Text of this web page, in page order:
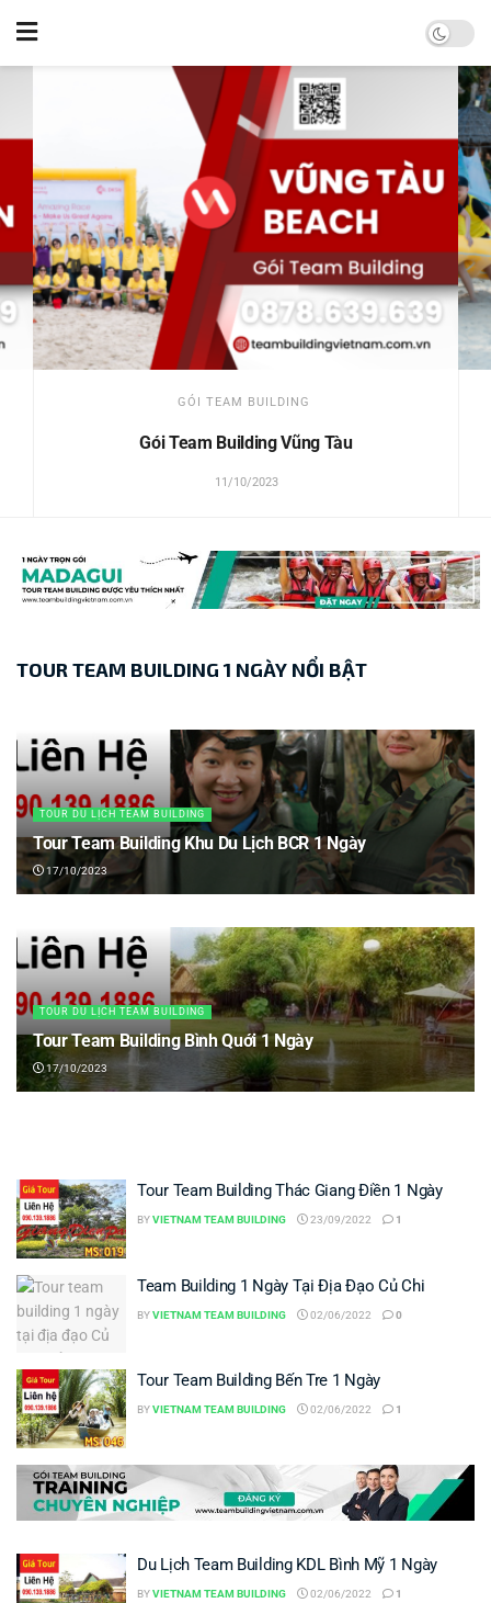
GÓI TEAM BUILDING
Gói Team Building Vũng Tàu
11/10/2023
TOUR TEAM BUILDING 1 NGÀY NỔI BẬT
TOUR DU LỊCH TEAM BUILDING
Tour Team Building Khu Du Lịch BCR 1 Ngày
17/10/2023
TOUR DU LỊCH TEAM BUILDING
Tour Team Building Bình Quới 1 Ngày
17/10/2023
Tour Team Building Thác Giang Điền 1 Ngày
BYVIETNAM TEAM BUILDING 23/09/2022 1
Team Building 1 Ngày Tại Địa Đạo Củ Chi
BYVIETNAM TEAM BUILDING 02/06/2022 0
Tour Team Building Bến Tre 1 Ngày
BYVIETNAM TEAM BUILDING 02/06/2022 1
Du Lịch Team Building KDL Bình Mỹ 1 Ngày
BYVIETNAM TEAM BUILDING 02/06/2022 1